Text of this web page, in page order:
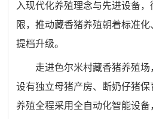
入现代化养殖理念与先进设备
限，推动藏香猪养殖朝着标准化
提档升级。
走进色尔米村藏香猪养殖场
设有独立母猪产房、断奶仔猪保
养殖全程采用全自动化智能设